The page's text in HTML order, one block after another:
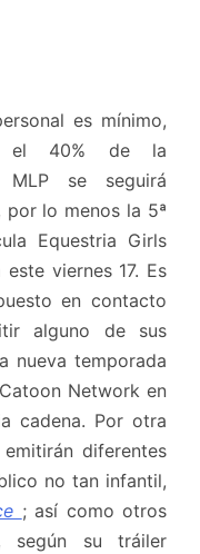
es mínimo,
el 40% de la
se seguirá
por lo menos la 5ª
Equestria Girls
viernes 17. Es
en contacto
alguno de sus
nueva temporada
Network en
cadena. Por otra
diferentes
no tan infantil,
; así como otros
según su tráiler